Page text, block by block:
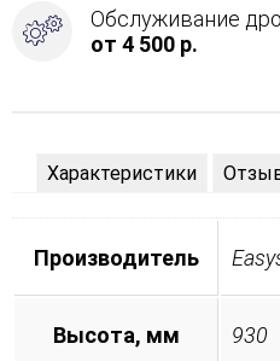
Обслуживание
от 4 500 р.
Характеристики
Производитель
Высота, мм 930